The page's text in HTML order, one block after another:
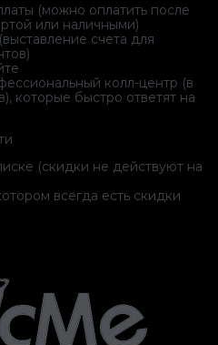
(можно оплатить после
или наличными)
счета для
колл-центр (в
которые быстро ответят на
(скидки не действуют на
всегда есть скидки